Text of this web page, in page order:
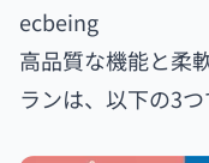
ecbeing
高品質な機能と柔
ランは、以下の3つ